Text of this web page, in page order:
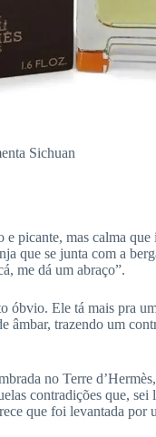
Sichuan
picante, mas calma
que se junta com a
me dá um abraço”.
óbvio. Ele tá mais pra
âmbar, trazendo um
no Terre
contradições que,
que foi levantada por